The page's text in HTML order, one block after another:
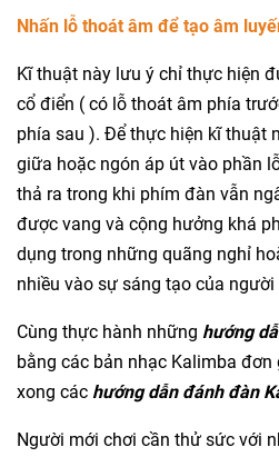
Nhấn lỗ thoát âm để tạo âm
Kĩ thuật này lưu ý chỉ thực hiện
cổ điển ( có lỗ thoát âm phía
phía sau ). Để thực hiện kĩ thuật
giữa hoặc ngón áp út vào phần
thả ra trong khi phím đàn vẫn
được vang và cộng hưởng khá
dụng trong những quãng nghỉ
nhiều vào sự sáng tạo của người
Cùng thực hành những hướng
bằng các bản nhạc Kalimba
xong các hướng dẫnđánhđàn
Người mới chơi cần thử sức với